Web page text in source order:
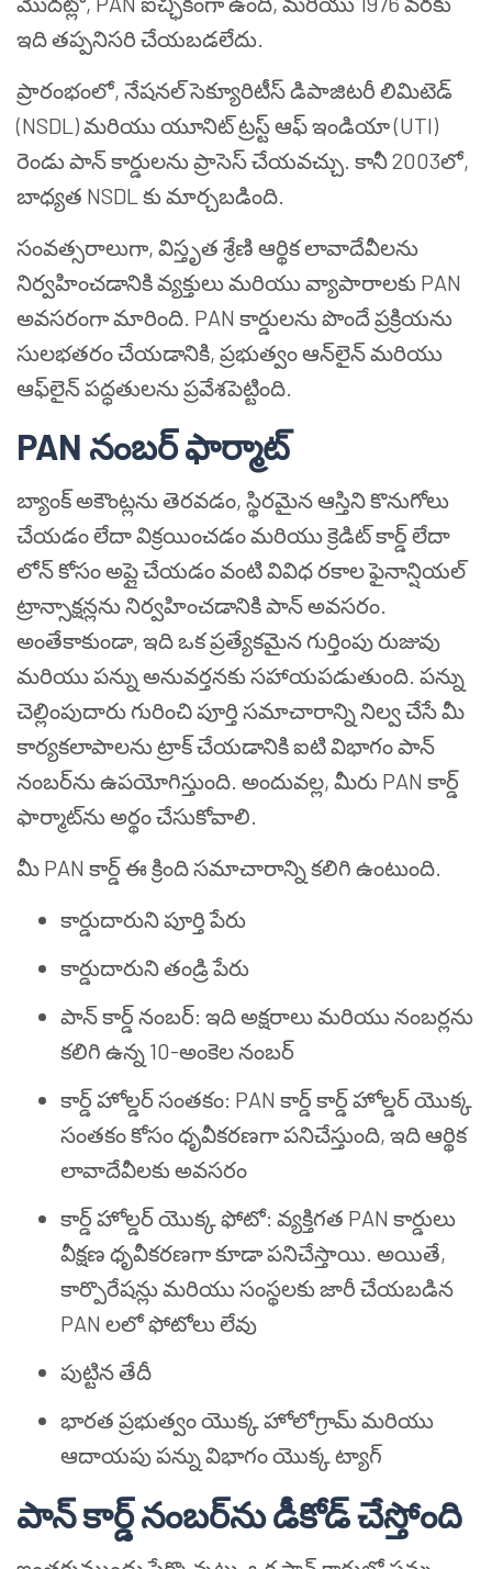
ఇది తప్పనిసరి చేయబడలేదు.
ప్రారంభంలో, నేషనల్ సెక్యూరిటీస్ డిపాజిటరీ లిమిటెడ్
(NSDL) మరియు యూనిట్ ట్రస్ట్ ఆఫ్ ఇండియా (UTI)
రెండు పాన్ కార్డులను ప్రాసెస్ చేయవచ్చు. కానీ 2003లో,
బాధ్యత NSDL కు మార్చబడింది.
సంవత్సరాలుగా, విస్తృత శ్రేణి ఆర్థిక లావాదేవీలను
నిర్వహించడానికి వ్యక్తులు మరియు వ్యాపారాలకు PAN
అవసరంగా మారింది. PAN కార్డులను పొందే ప్రక్రియను
సులభతరం చేయడానికి, ప్రభుత్వం ఆన్‌లైన్ మరియు
ఆఫ్‌లైన్ పద్ధతులను ప్రవేశపెట్టింది.
PAN నంబర్ ఫార్మాట్
బ్యాంక్ అకౌంట్లను తెరవడం, స్థిరమైన ఆస్తిని కొనుగోలు
చేయడం లేదా విక్రయించడం మరియు క్రెడిట్ కార్డ్ లేదా
లోన్ కోసం అప్లై చేయడం వంటి వివిధ రకాల ఫైనాన్షియల్
ట్రాన్సాక్షన్లను నిర్వహించడానికి పాన్ అవసరం.
అంతేకాకుండా, ఇది ఒక ప్రత్యేకమైన గుర్తింపు రుజువు
మరియు పన్ను అనువర్తనకు సహాయపడుతుంది. పన్ను
చెల్లింపుదారు గురించి పూర్తి సమాచారాన్ని నిల్వ చేసే మీ
కార్యకలాపాలను ట్రాక్ చేయడానికి ఐటి విభాగం పాన్
నంబర్‌ను ఉపయోగిస్తుంది. అందువల్ల, మీరు PAN కార్డ్
ఫార్మాట్‌ను అర్థం చేసుకోవాలి.
మీ PAN కార్డ్ ఈ క్రింది సమాచారాన్ని కలిగి ఉంటుంది.
కార్డుదారుని పూర్తి పేరు
కార్డుదారుని తండ్రి పేరు
పాన్ కార్డ్ నంబర్: ఇది అక్షరాలు మరియు నంబర్లను
కలిగి ఉన్న 10-అంకెల నంబర్
కార్డ్ హోల్డర్ సంతకం: PAN కార్డ్ కార్డ్ హోల్డర్ యొక్క
సంతకం కోసం ధృవీకరణగా పనిచేస్తుంది, ఇది ఆర్థిక
లావాదేవీలకు అవసరం
కార్డ్ హోల్డర్ యొక్క ఫోటో: వ్యక్తిగత PAN కార్డులు
వీక్షణ ధృవీకరణగా కూడా పనిచేస్తాయి. అయితే,
కార్పొరేషన్లు మరియు సంస్థలకు జారీ చేయబడిన
PAN లలో ఫోటోలు లేవు
పుట్టిన తేదీ
భారత ప్రభుత్వం యొక్క హోలోగ్రామ్ మరియు
ఆదాయపు పన్ను విభాగం యొక్క ట్యాగ్
పాన్ కార్డ్ నంబర్‌ను డీకోడ్ చేస్తోంది